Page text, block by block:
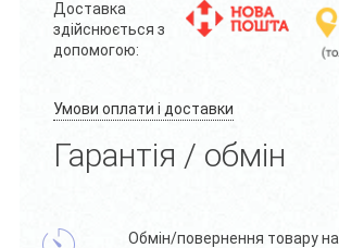
Доставка
здійснюється з
допомогою:
Умови оплати і доставки
Гарантія / обмін
Обмін/повернення товару